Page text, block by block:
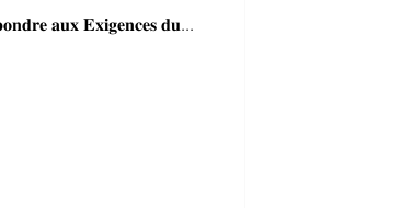
𝐚𝐮𝐱 𝐄𝐱𝐢𝐠𝐞𝐧𝐜𝐞𝐬 𝐝𝐮...